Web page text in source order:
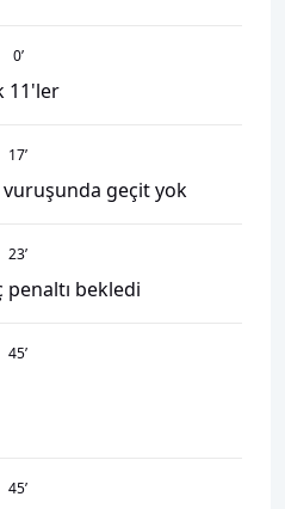
0’
11'ler
17’
geçit yok
23’
penaltı bekledi
45’
45’